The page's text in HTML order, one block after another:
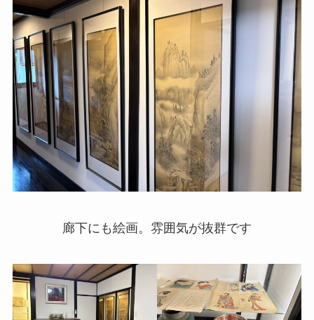
廊下にも絵画。雰囲気が抜群です